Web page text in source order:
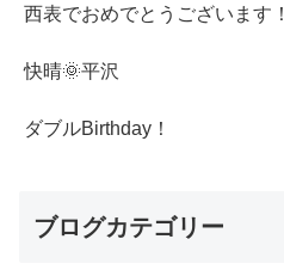
西表でおめでとうございます！
快晴🌞平沢
ダブルBirthday！
ブログカテゴリー